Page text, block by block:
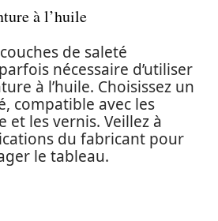
à l’huile
de saleté
nécessaire d’utiliser
à l’huile. Choisissez un
compatible avec les
et les vernis. Veillez à
du fabricant pour
le tableau.